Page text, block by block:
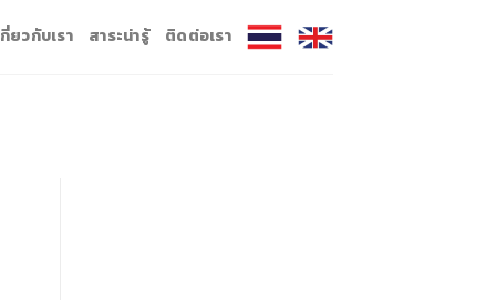
ยวกับเรา สาระน่ารู้ ติดต่อเรา